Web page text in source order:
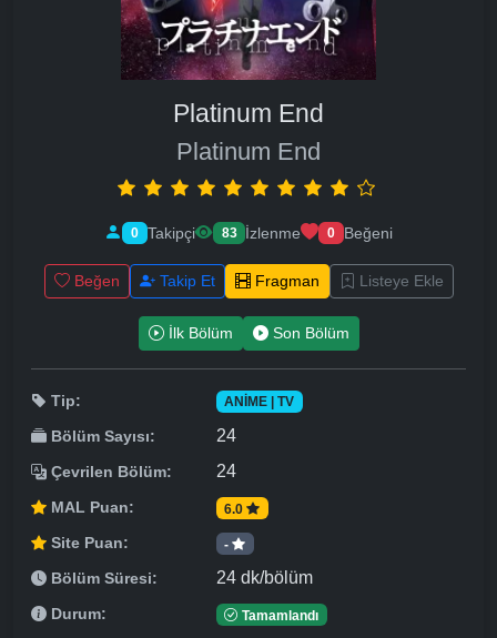
Platinum End
Platinum End
0 Takipçi 83 İzlenme 0 Beğeni
Beğen Takip Et Fragman Listeye Ekle
İlk Bölüm Son Bölüm
Tip: ANIME | TV
Bölüm Sayısı: 24
Çevrilen Bölüm: 24
MAL Puan: 6.0
Site Puan: -
Bölüm Süresi: 24 dk/bölüm
Durum: Tamamlandı